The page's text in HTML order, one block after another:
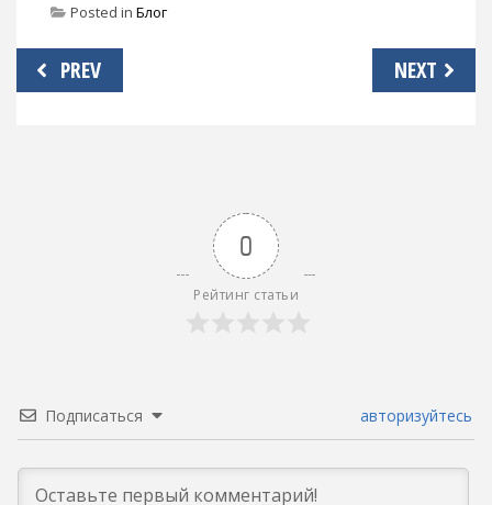
Posted in Блог
Навигация
по
PREV NEXT
0
Рейтинг статьи
Подписаться авторизуйтесь